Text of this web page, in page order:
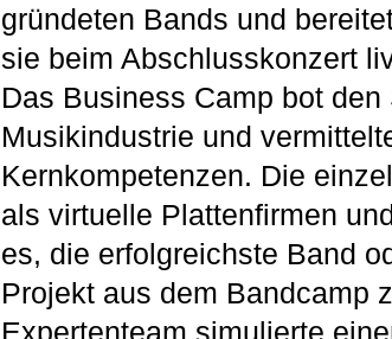
gründeten Bands und
sie beim Abschlusskonzert
Das Business Camp bot
Musikindustrie und
Kernkompetenzen. Die
als virtuelle Plattenfirmen
es, die erfolgreichste Band
Projekt aus dem Bandcamp
Expertenteam simulierte